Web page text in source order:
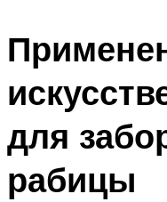
для
рабицы